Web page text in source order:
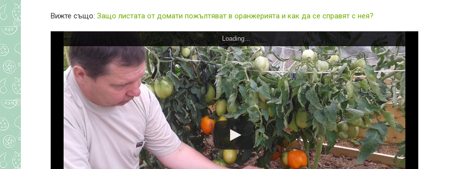
Вижте също: Защо листата от домати пожълтяват в оранжерията и как да се справят с нея?
Loading...